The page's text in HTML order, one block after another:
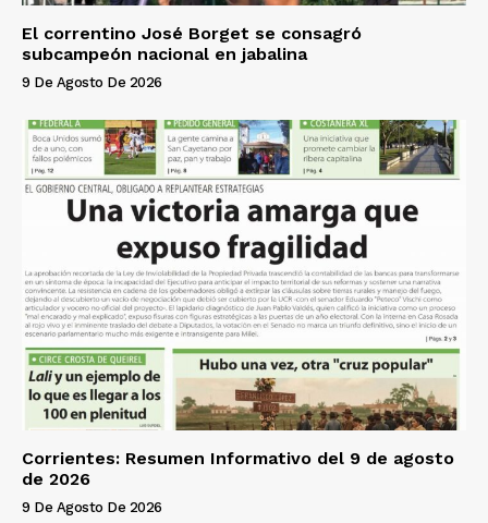
El correntino José Borget se consagró
subcampeón nacional en jabalina
9 De Agosto De 2026
Corrientes: Resumen Informativo del 9 de agosto
de 2026
9 De Agosto De 2026